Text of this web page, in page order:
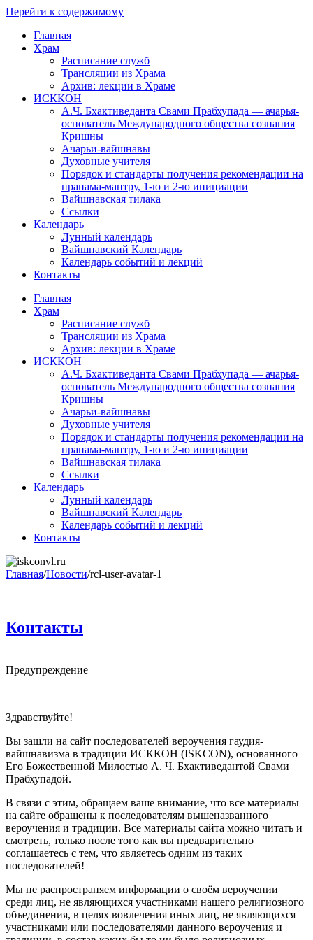
Перейти к содержимому
Главная
Храм
Расписание служб
Трансляции из Храма
Архив: лекции в Храме
ИСККОН
А.Ч. Бхактиведанта Свами Прабхупада — ачарья-
основатель Международного общества сознания
Кришны
Ачарьи-вайшнавы
Духовные учителя
Порядок и стандарты получения рекомендации на
пранама-мантру, 1-ю и 2-ю инициации
Вайшнавская тилака
Ссылки
Календарь
Лунный календарь
Вайшнавский Календарь
Календарь событий и лекций
Контакты
Главная
Храм
Расписание служб
Трансляции из Храма
Архив: лекции в Храме
ИСККОН
А.Ч. Бхактиведанта Свами Прабхупада — ачарья-
основатель Международного общества сознания
Кришны
Ачарьи-вайшнавы
Духовные учителя
Порядок и стандарты получения рекомендации на
пранама-мантру, 1-ю и 2-ю инициации
Вайшнавская тилака
Ссылки
Календарь
Лунный календарь
Вайшнавский Календарь
Календарь событий и лекций
Контакты
Главная/Новости/rcl-user-avatar-1
Контакты
Предупреждение
Здравствуйте!
Вы зашли на сайт последователей вероучения гаудия-
вайшнавизма в традиции ИСККОН (ISKCON), основанного
Его Божественной Милостью А. Ч. Бхактиведантой Свами
Прабхупадой.
В связи с этим, обращаем ваше внимание, что все материалы
на сайте обращены к последователям вышеназванного
вероучения и традиции. Все материалы сайта можно читать и
смотреть, только после того как вы предварительно
соглашаетесь с тем, что являетесь одним из таких
последователей!
Мы не распространяем информации о своём вероучении
среди лиц, не являющихся участниками нашего религиозного
объединения, в целях вовлечения иных лиц, не являющихся
участниками или последователями данного вероучения и